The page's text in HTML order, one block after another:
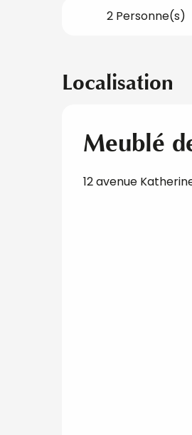
2 Personne(s)
Localisation
Meublé
12 avenue